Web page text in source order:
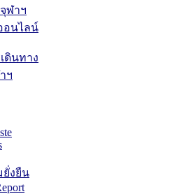
ฬาฯ
อนไลน์
ดินทาง
ฯ
ยั่งยืน